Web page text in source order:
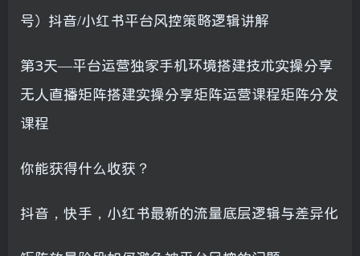
号）抖音/小红书平台风控策略逻辑讲解
第3天—平台运营独家手机环境搭建技术实操分享
无人直播矩阵搭建实操分享矩阵运营课程矩阵分发
课程
你能获得什么收获？
抖音，快手，小红书最新的流量底层逻辑与差异化